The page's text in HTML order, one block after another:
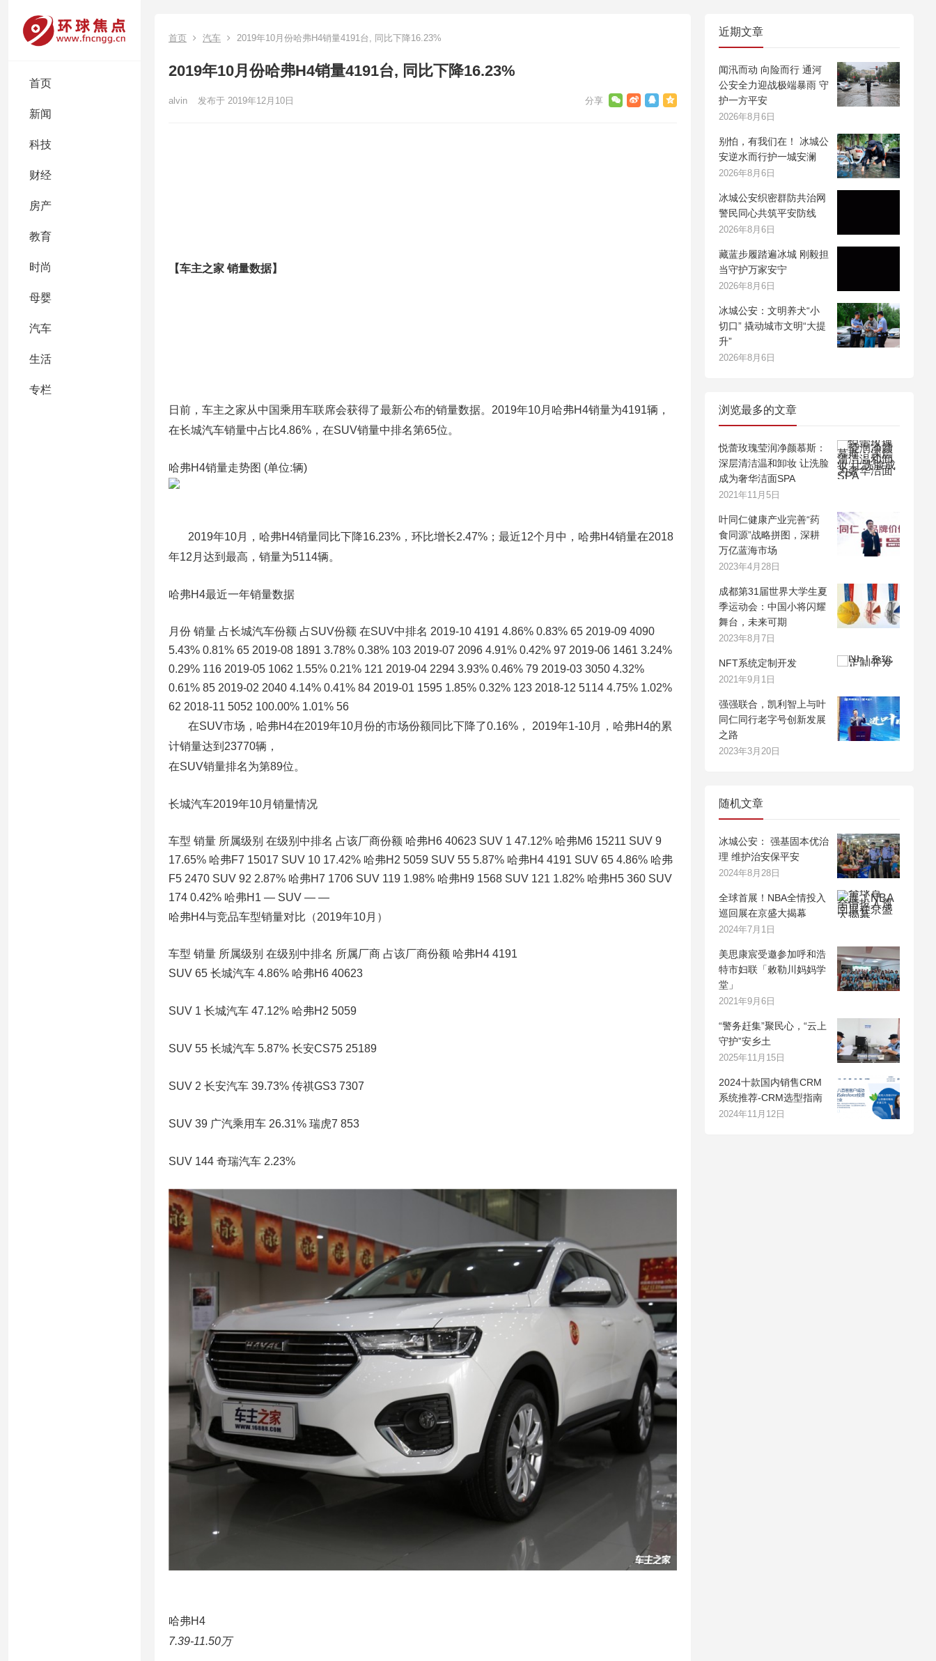
首页
新闻
科技
财经
房产
教育
时尚
母婴
汽车
生活
专栏
首页 汽车 2019年10月份哈弗H4销量4191台, 同比下降16.23%
2019年10月份哈弗H4销量4191台, 同比下降16.23%
alvin 发布于 2019年12月10日
【车主之家 销量数据】
日前，车主之家从中国乘用车联席会获得了最新公布的销量数据。2019年10月哈弗H4销量为4191辆，
在长城汽车销量中占比4.86%，在SUV销量中排名第65位。
哈弗H4销量走势图 (单位:辆)
2019年10月，哈弗H4销量同比下降16.23%，环比增长2.47%；最近12个月中，哈弗H4销量在2018
年12月达到最高，销量为5114辆。
哈弗H4最近一年销量数据
月份 销量 占长城汽车份额 占SUV份额 在SUV中排名 2019-10 4191 4.86% 0.83% 65 2019-09 4090
5.43% 0.81% 65 2019-08 1891 3.78% 0.38% 103 2019-07 2096 4.91% 0.42% 97 2019-06 1461 3.24%
0.29% 116 2019-05 1062 1.55% 0.21% 121 2019-04 2294 3.93% 0.46% 79 2019-03 3050 4.32%
0.61% 85 2019-02 2040 4.14% 0.41% 84 2019-01 1595 1.85% 0.32% 123 2018-12 5114 4.75% 1.02%
62 2018-11 5052 100.00% 1.01% 56
在SUV市场，哈弗H4在2019年10月份的市场份额同比下降了0.16%， 2019年1-10月，哈弗H4的累
计销量达到23770辆，
在SUV销量排名为第89位。
长城汽车2019年10月销量情况
车型 销量 所属级别 在级别中排名 占该厂商份额 哈弗H6 40623 SUV 1 47.12% 哈弗M6 15211 SUV 9
17.65% 哈弗F7 15017 SUV 10 17.42% 哈弗H2 5059 SUV 55 5.87% 哈弗H4 4191 SUV 65 4.86% 哈弗
F5 2470 SUV 92 2.87% 哈弗H7 1706 SUV 119 1.98% 哈弗H9 1568 SUV 121 1.82% 哈弗H5 360 SUV
174 0.42% 哈弗H1 — SUV — —
哈弗H4与竞品车型销量对比（2019年10月）
车型 销量 所属级别 在级别中排名 所属厂商 占该厂商份额 哈弗H4 4191
SUV 65 长城汽车 4.86% 哈弗H6 40623
SUV 1 长城汽车 47.12% 哈弗H2 5059
SUV 55 长城汽车 5.87% 长安CS75 25189
SUV 2 长安汽车 39.73% 传祺GS3 7307
SUV 39 广汽乘用车 26.31% 瑞虎7 853
SUV 144 奇瑞汽车 2.23%
哈弗H4
7.39-11.50万
近期文章
闻汛而动 向险而行 通河
公安全力迎战极端暴雨 守
护一方平安
2026年8月6日
别怕，有我们在！ 冰城公
安逆水而行护一城安澜
2026年8月6日
冰城公安织密群防共治网
警民同心共筑平安防线
2026年8月6日
藏蓝步履踏遍冰城 刚毅担
当守护万家安宁
2026年8月6日
冰城公安：文明养犬“小
切口” 撬动城市文明“大提
升”
2026年8月6日
浏览最多的文章
悦蕾玫瑰莹润净颜慕斯：
深层清洁温和卸妆 让洗脸
成为奢华洁面SPA
2021年11月5日
叶同仁健康产业完善“药
食同源”战略拼图，深耕
万亿蓝海市场
2023年4月28日
成都第31届世界大学生夏
季运动会：中国小将闪耀
舞台，未来可期
2023年8月7日
NFT系统定制开发
2021年9月1日
强强联合，凯利智上与叶
同仁同行老字号创新发展
之路
2023年3月20日
随机文章
冰城公安： 强基固本优治
理 维护治安保平安
2024年8月28日
全球首展！NBA全情投入
巡回展在京盛大揭幕
2024年7月1日
美思康宸受邀参加呼和浩
特市妇联「敕勒川妈妈学
堂」
2021年9月6日
“警务赶集”聚民心，“云上
守护”安乡土
2025年11月15日
2024十款国内销售CRM
系统推荐-CRM选型指南
2024年11月12日